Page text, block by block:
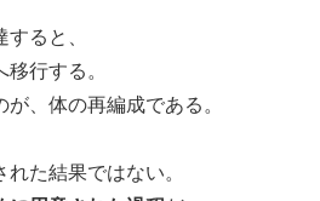
ると、
行する。
、体の再編成である。
た結果ではない。